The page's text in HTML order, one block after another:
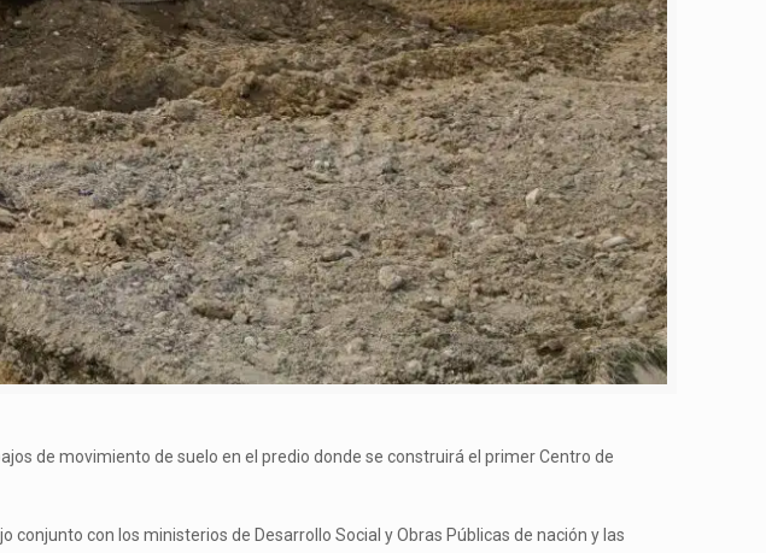
de movimiento de suelo en el predio donde se construirá el primer Centro de
con los ministerios de Desarrollo Social y Obras Públicas de nación y las